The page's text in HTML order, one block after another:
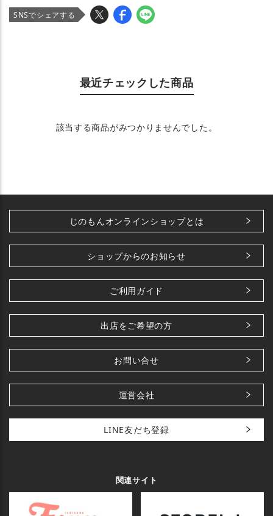
SNSでシェアする
最近チェックした商品
該当する商品がみつかりませんでした。
じのもんオンラインショップとは
ショップからのお知らせ
ご利用ガイド
出店をご希望の方
お問い合せ
運営会社
LINE友だち登録
関連サイト